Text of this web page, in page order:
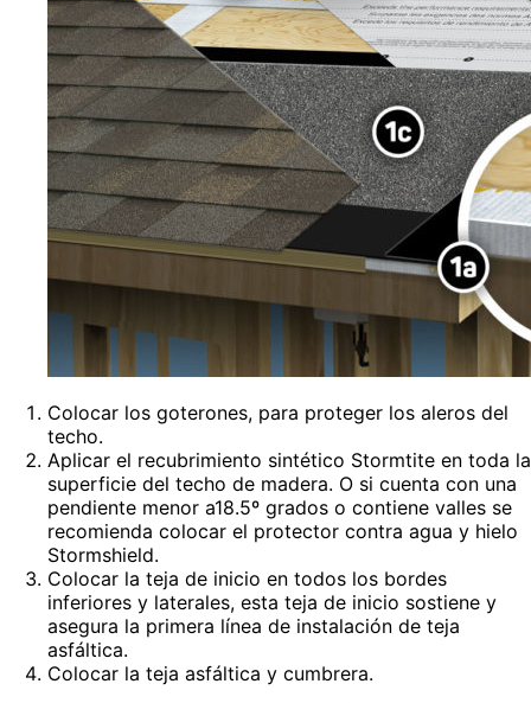
Colocar los goterones, para proteger los aleros del
techo.
Aplicar el recubrimiento sintético Stormtite en toda la
superficie del techo de madera. O si cuenta con una
pendiente menor a18.5º grados o contiene valles se
recomienda colocar el protector contra agua y hielo
Stormshield.
Colocar la teja de inicio en todos los bordes
inferiores y laterales, esta teja de inicio sostiene y
asegura la primera línea de instalación de teja
asfáltica.
Colocar la teja asfáltica y cumbrera.